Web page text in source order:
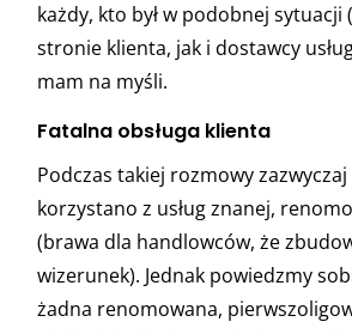
każdy, kto był w podobnej sytuacji
stronie klienta, jak i dostawcy
mam na myśli.
Fatalna obsługa klienta
Podczas takiej rozmowy zazwyczaj
korzystano z usług znanej,
(brawa dla handlowców, że
wizerunek). Jednak powiedzmy
żadna renomowana,